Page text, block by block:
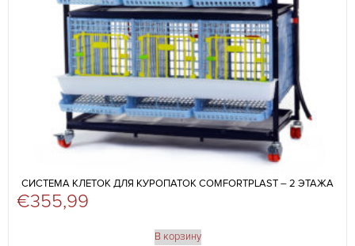
СИСТЕМА КЛЕТОК ДЛЯ КУРОПАТОК COMFORTPLAST – 2 ЭТАЖА
€355,99
В корзину